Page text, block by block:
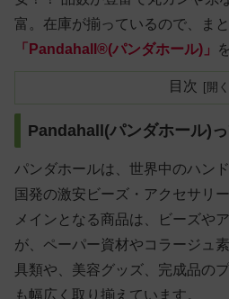
富。在庫が揃っているので、ま
「Pandahall®(パンダホール)」
目次
Pandahall(パンダホール)
パンダホールは、世界中のハン
国発の激安ビーズ・アクセサリ
メインとなる商品は、ビーズや
が、ペーパー資材やコラージュ
具類や、美容グッズ、完成品の
も幅広く取り揃えています。